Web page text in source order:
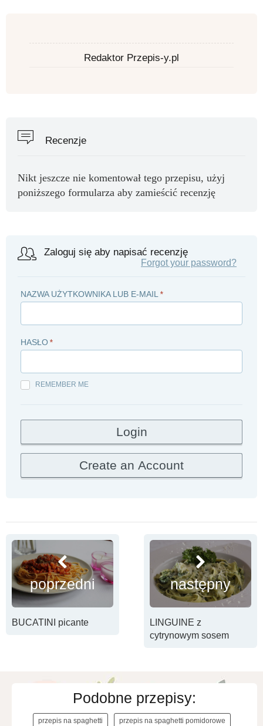
Redaktor Przepis-y.pl
Recenzje
Nikt jeszcze nie komentował tego przepisu, użyj
poniższego formularza aby zamieścić recenzję
Zaloguj się aby napisać recenzję
Forgot your password?
NAZWA UŻYTKOWNIKA LUB E-MAIL *
HASŁO *
REMEMBER ME
poprzedni
BUCATINI picante
następny
LINGUINE z
cytrynowym sosem
Podobne przepisy:
przepis na spaghetti
przepis na spaghetti pomidorowe